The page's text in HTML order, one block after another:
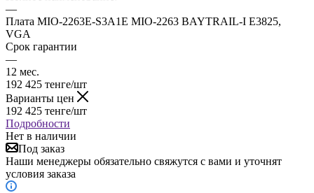
—
Плата MIO-2263E-S3A1E MIO-2263 BAYTRAIL-I E3825,
VGA
Срок гарантии
—
12 мес.
192 425 тенге/шт
Варианты цен
192 425 тенге/шт
Подробности
Нет в наличии
Под заказ
Наши менеджеры обязательно свяжутся с вами и уточнят
условия заказа